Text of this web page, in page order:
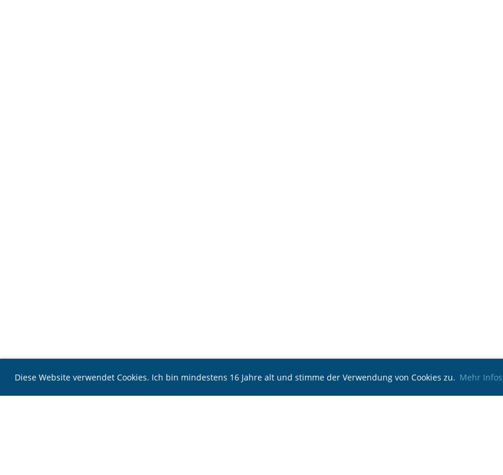
Diese Website verwendet Cookies. Ich bin mindestens 16 Jahre alt und stimme der Verwendung von Cookies zu. Mehr Infos